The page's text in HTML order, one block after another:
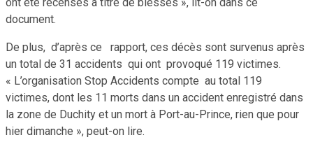
document.
De plus, d’après ce rapport, ces décès sont survenus après
un total de 31 accidents qui ont provoqué 119 victimes.
« L’organisation Stop Accidents compte au total 119
victimes, dont les 11 morts dans un accident enregistré dans
la zone de Duchity et un mort à Port-au-Prince, rien que pour
hier dimanche », peut-on lire.